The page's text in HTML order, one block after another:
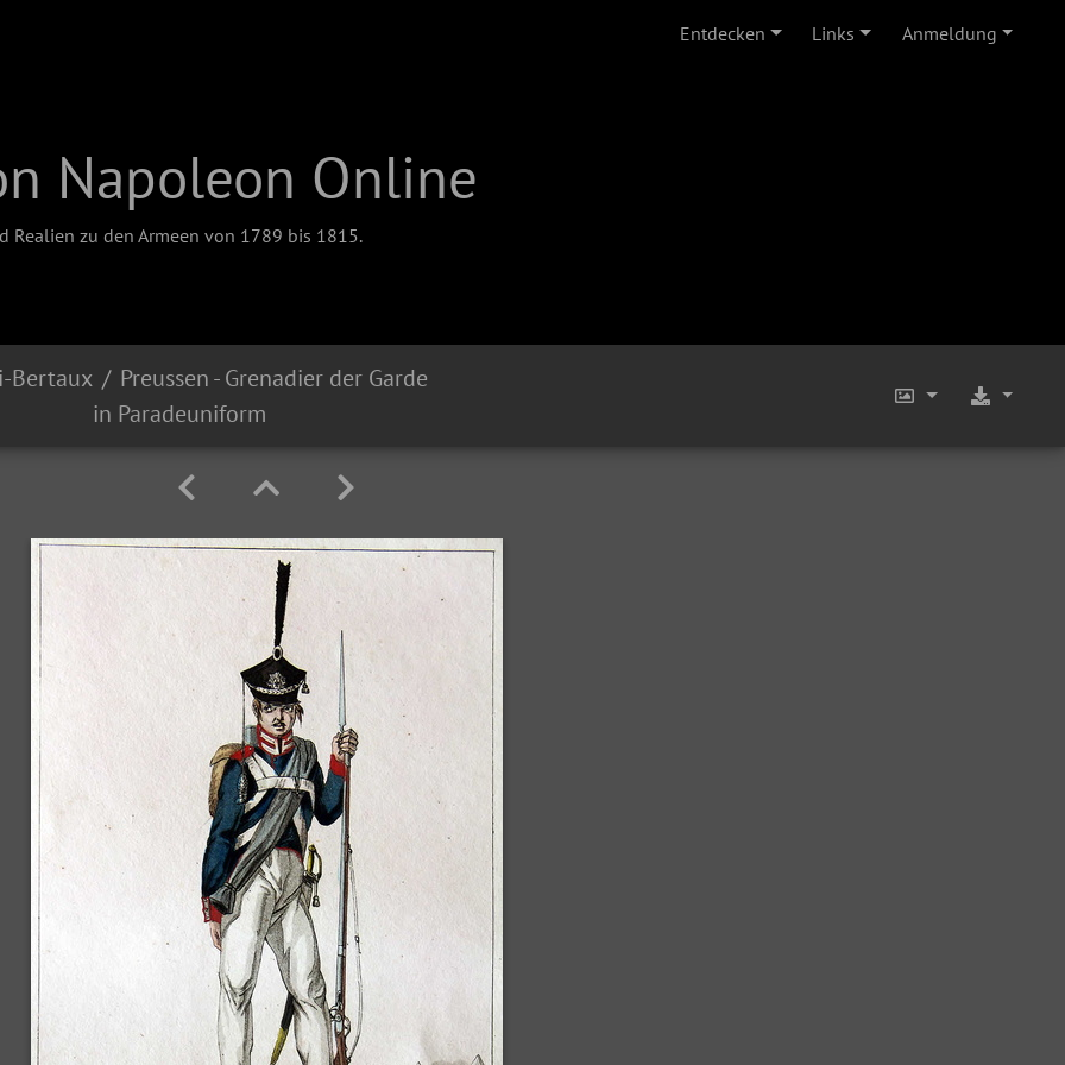
Entdecken Links Anmeldung
Napoleon Online
zu den Armeen von 1789 bis 1815.
Bertaux
Preussen - Grenadier der Garde
in Paradeuniform